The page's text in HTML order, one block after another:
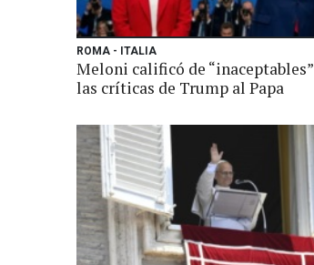
ROMA - ITALIA
Meloni calificó de “inaceptables”
las críticas de Trump al Papa